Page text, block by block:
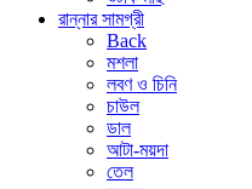
রান্নার সামগ্রী
Back
মশলা
লবণ ও চিনি
চাউল
ডাল
আটা-ময়দা
তেল